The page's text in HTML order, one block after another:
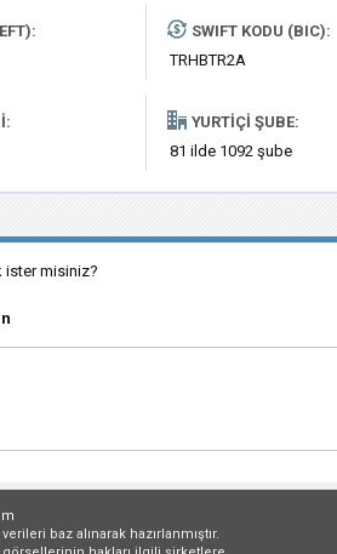
SWIFT KODU (BIC):
TRHBTR2A
YURTIÇI ŞUBE:
81 ilde 1092 şube
ister misiniz?
baz alınarak hazırlanmıştır.